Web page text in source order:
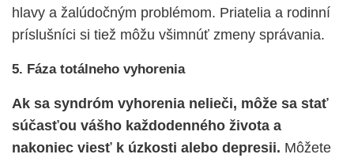
hlavy a žalúdočným problémom. Priatelia a rodinní
príslušníci si tiež môžu všimnúť zmeny správania.
5. Fáza totálneho vyhorenia
Ak sa syndróm vyhorenia nelieči, môže sa stať
súčasťou vášho každodenného života a
nakoniec viesť k úzkosti alebo depresii. Môžete